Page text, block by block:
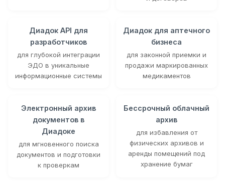
Диадок API для
разработчиков
для глубокой интеграции
ЭДО в уникальные
информационные системы
Диадок для аптечного
бизнеса
для законной приемки и
продажи маркированных
медикаментов
Электронный архив
документов в
Диадоке
для мгновенного поиска
документов и подготовки
к проверкам
Бессрочный облачный
архив
для избавления от
физических архивов и
аренды помещений под
хранение бумаг